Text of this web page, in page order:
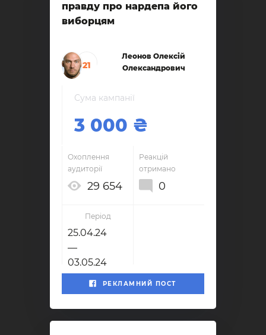
правду про нардепа його
виборцям
21
Леонов Олексій
Олександрович
Сума кампанії
3 000
Охоплення
аудиторії
29 654
Реакцій
отримано
0
Період
25.04.24
—
03.05.24
РЕКЛАМНИЙ ПОСТ